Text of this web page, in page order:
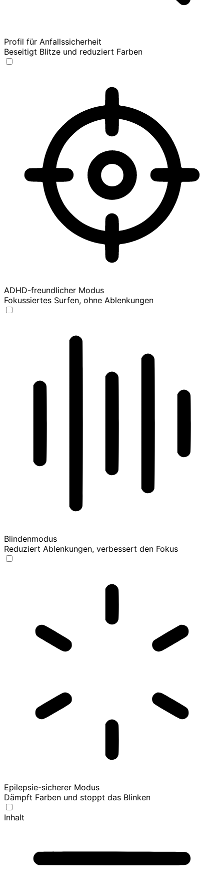
Profil für Anfallssicherheit
Beseitigt Blitze und reduziert Farben
ADHD-freundlicher Modus
Fokussiertes Surfen, ohne Ablenkungen
Blindenmodus
Reduziert Ablenkungen, verbessert den Fokus
Epilepsie-sicherer Modus
Dämpft Farben und stoppt das Blinken
Inhalt